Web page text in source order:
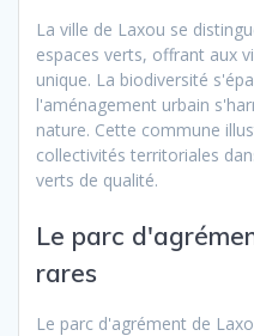
La ville de Laxou se
espaces verts, offrant aux
unique. La biodiversité
l'aménagement urbain
nature. Cette commune
collectivités territoriales
verts de qualité.
Le parc
rares
Le parc d'agrément de